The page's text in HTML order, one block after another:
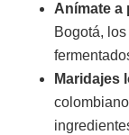
Anímate a
Bogotá,
Maridajes